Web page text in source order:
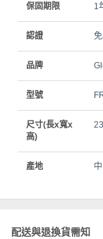
保固期限 1
認證
品牌
型號
尺寸(長x寬x
高)
產地
配送與退換貨需知